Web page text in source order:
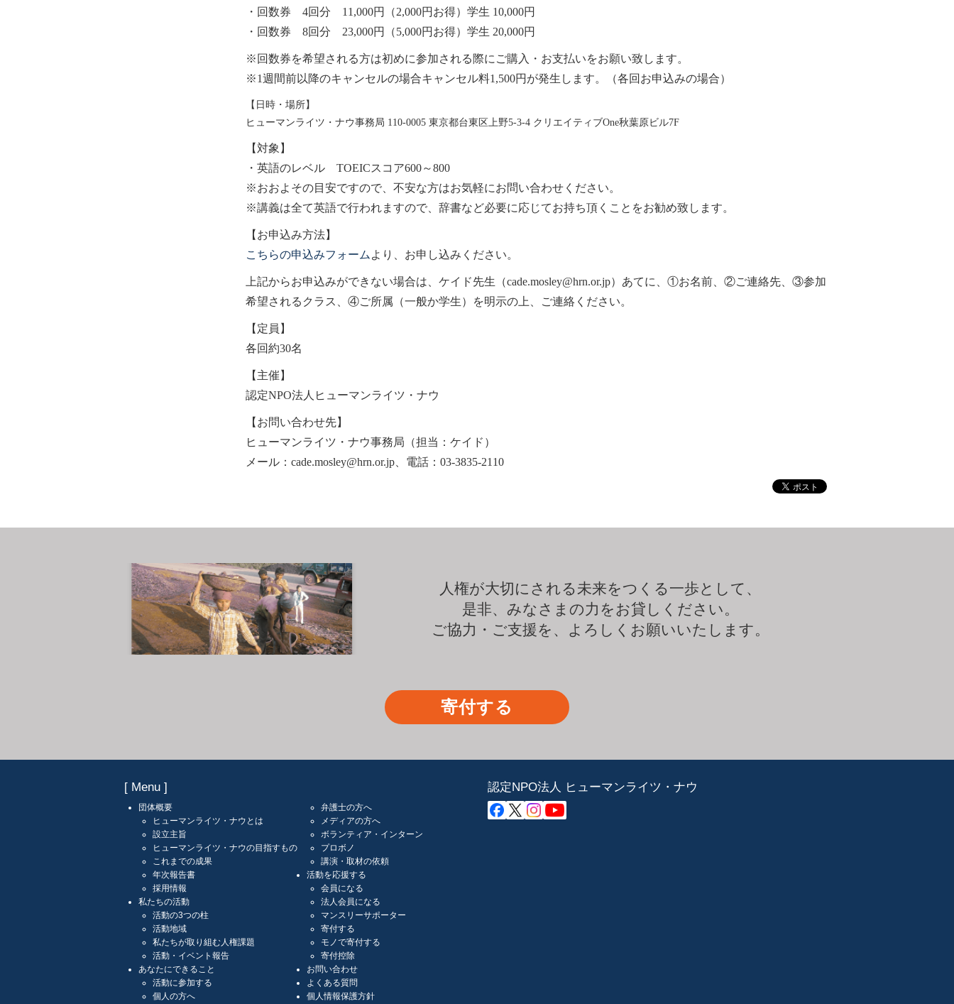
・回数券 4回分 11,000円（2,000円お得）学生 10,000円
・回数券 8回分 23,000円（5,000円お得）学生 20,000円
※ 回数券を希望される方は初めに参加される際にご購入・お支払いをお願い致します。
※1週間前以降のキャンセルの場合キャンセル料1,500円が発生します。（各回お申込みの場合）
【日時・場所】
ヒューマンライツ・ナウ事務局 110-0005 東京都台東区上野5-3-4 クリエイティブOne秋葉原ビル7F
【対象】
・英語のレベル TOEICスコア600～800
※おおよその目安ですので、不安な方はお気軽にお問い合わせください。
※講義は全て英語で行われますので、辞書など必要に応じてお持ち頂くことをお勧め致します。
【お申込み方法】
こちらの申込みフォーム より、お申し込みください。
上記からお申込みができない場合は、 ケイド先生 （cade.mosley@hrn.or.jp）あてに、 ①お名前、 ②ご連絡先、 ③参加
希望されるクラス、 ④ご所属（一般か学生）を明示の上、ご連絡ください。
【定員】
各回約30名
【主催】
認定NPO法人ヒューマンライツ・ナウ
【お問い合わせ先】
ヒューマンライツ・ナウ事務局（担当：ケイド）
メール：cade.mosley@hrn.or.jp、電話： 03-3835-2110
人権が大切にされる未来をつくる一歩として、
是非、みなさまの力をお貸しください。
ご協力・ご支援を、よろしくお願いいたします。
寄付する
[ Menu ]
団体概要
ヒューマンライツ・ナウとは
設立主旨
ヒューマンライツ・ナウの目指すもの
これまでの成果
年次報告書
採用情報
私たちの活動
活動の3つの柱
活動地域
私たちが取り組む人権課題
活動・イベント報告
あなたにできること
活動に参加する
個人の方へ
弁護士の方へ
メディアの方へ
ボランティア・インターン
プロボノ
講演・取材の依頼
活動を応援する
会員になる
法人会員になる
マンスリーサポーター
寄付する
モノで寄付する
寄付控除
お問い合わせ
よくある質問
個人情報保護方針
認定NPO法人 ヒューマンライツ・ナウ